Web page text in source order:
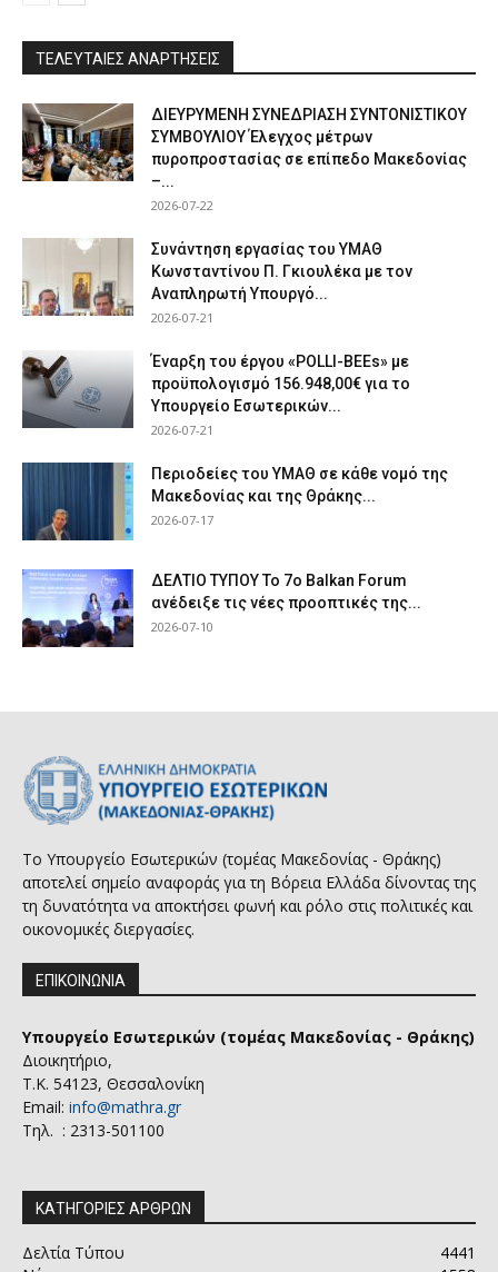
ΤΕΛΕΥΤΑΙΕΣ ΑΝΑΡΤΗΣΕΙΣ
ΔΙΕΥΡΥΜΕΝΗ ΣΥΝΕΔΡΙΑΣΗ ΣΥΝΤΟΝΙΣΤΙΚΟΥ
ΣΥΜΒΟΥΛΙΟΥ Έλεγχος μέτρων
πυροπροστασίας σε επίπεδο Μακεδονίας
–...
2026-07-22
Συνάντηση εργασίας του ΥΜΑΘ
Κωνσταντίνου Π. Γκιουλέκα με τον
Αναπληρωτή Υπουργό...
2026-07-21
Έναρξη του έργου «POLLI-BEEs» με
προϋπολογισμό 156.948,00€ για το
Υπουργείο Εσωτερικών...
2026-07-21
Περιοδείες του ΥΜΑΘ σε κάθε νομό της
Μακεδονίας και της Θράκης...
2026-07-17
ΔΕΛΤΙΟ ΤΥΠΟΥ Το 7ο Balkan Forum
ανέδειξε τις νέες προοπτικές της...
2026-07-10
Το Υπουργείο Εσωτερικών (τομέας Μακεδονίας - Θράκης)
αποτελεί σημείο αναφοράς για τη Βόρεια Ελλάδα δίνοντας της
τη δυνατότητα να αποκτήσει φωνή και ρόλο στις πολιτικές και
οικονομικές διεργασίες.
ΕΠΙΚΟΙΝΩΝΙΑ
Υπουργείο Εσωτερικών (τομέας Μακεδονίας - Θράκης)
Διοικητήριο,
Τ.Κ. 54123, Θεσσαλονίκη
Email: info@mathra.gr
Τηλ. : 2313-501100
ΚΑΤΗΓΟΡΙΕΣ ΑΡΘΡΩΝ
Δελτία Τύπου
4441